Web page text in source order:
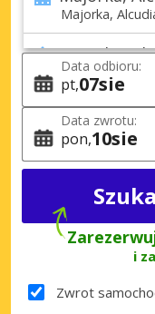
Majorka,
Majorka,
Majorka,
Majorka,
Majorka, Cala
Majorka,
Majorka, Cala
Majorka,
Majorka, Cala
Majorka,
Majorka, Cala
Data odbioru:
pt 07sie
Data zwrotu:
pon 10sie
i
Zwrot